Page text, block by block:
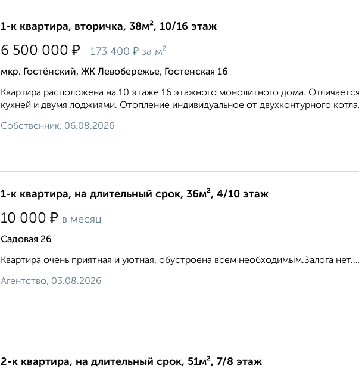
1-к квартира, вторичка, 38м², 10/16 этаж
6 500 000 ₽ 173 400 ₽ за м²
мкр. Гостёнский, ЖК Левобережье, Гостенская 16
Квартира расположена на 10 этаже 16 этажного монолитного дома.
кухней и двумя лоджиями. Отопление индивидуальное от двухконтурного
Собственник, 06.08.2026
1-к квартира, на длительный срок, 36м², 4/10 этаж
10 000 ₽ в месяц
Садовая 26
Квартира очень приятная и уютная, обустроена всем необходимым.Залога нет....
Агентство, 03.08.2026
2-к квартира, на длительный срок, 51м², 7/8 этаж